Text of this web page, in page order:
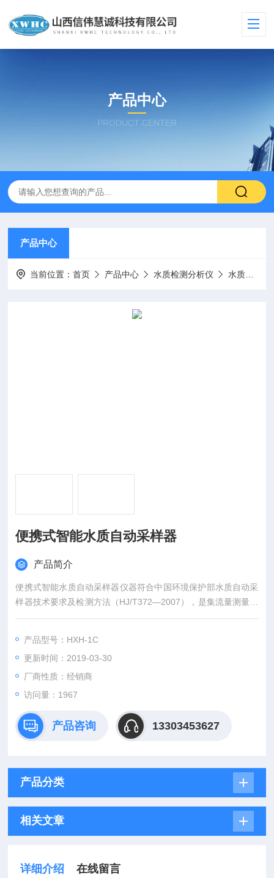
产品中心
PRODUCT CENTER
产品中心
当前位置：首页 产品中心 水质检测分析仪 水质采样器
便携式智能水质自动采样器
产品简介
便携式智能水质自动采样器仪器符合中国环境保护部水质自动采
样器技术要求及检测方法（HJ/T372—2007），是集流量测量、
水样采集、自动分装于一体的多功能智能型环境监测仪器。具有
境监测站、监察机构、科研院所、水务、市政及污水处理厂，对
工业污染源排放口、江、河、湖、海等水样进行自动采样。
产品型号：HXH-1C
更新时间：2019-03-30
厂商性质：经销商
访问量：1967
产品咨询 13303453627
产品分类
相关文章
详细介绍 在线留言